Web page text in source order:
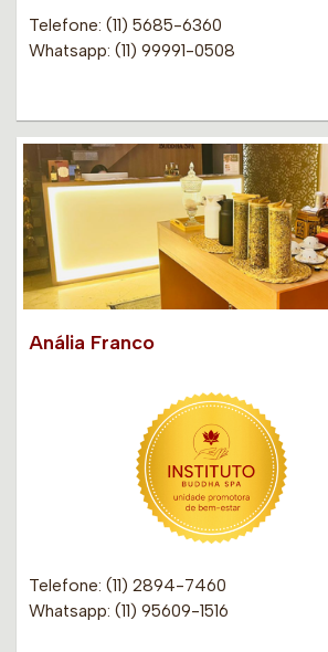
Telefone: (11) 5685-6360
Whatsapp: (11) 99991-0508
Anália Franco
Telefone: (11) 2894-7460
Whatsapp: (11) 95609-1516